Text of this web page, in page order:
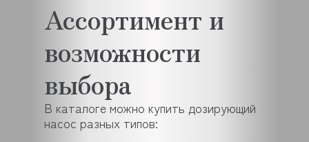
Ассортимент и
возможности
выбора
В каталоге можно купить дозирующий
насос разных типов: